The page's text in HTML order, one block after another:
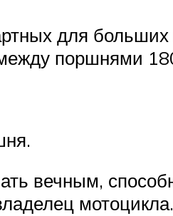
для
поршнями
вечным,
мотоцикла.